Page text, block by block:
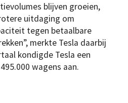
blijven groeien,
uitdaging om
tegen betaalbare
merkte Tesla daarbij
kondigde Tesla een
wagens aan.